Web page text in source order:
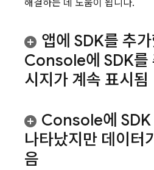
해결하는 데 도움이 됩니다.
앱에 SDK를 추
Console에 SDK를
시지가 계속 표시됨
Console에 SDK
나타났지만 데이터
음